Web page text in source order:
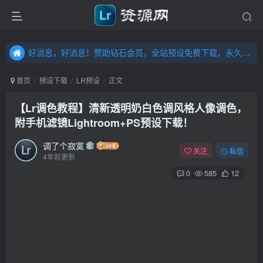
好消息，好消息！赞助钻石会员，全站预设免费下载，永久钻石会员，”送“万元超值资源，内容丰富，容量高达20T，不断更新！点击进入……
好消息，好消息！赞助钻石会员，全站预设免费下载，永久钻石会员，”送“万元超值资源，内容丰富，容量高达20T，不断更新！点击进入……
首页 预设下载 LR预设 正文
【Lr调色教程】清新透明奶白色调风格人像调色，
附手机滤镜Lightroom+PS预设下载！
调了个寂寞
4年前更新
关注 私信
0 585 12